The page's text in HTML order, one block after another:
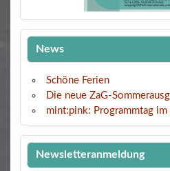
News
Schöne Ferien
Die neue ZaG-
mint:pink: Programmtag im
Newsletteranmeldung